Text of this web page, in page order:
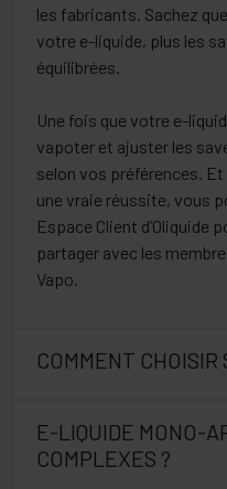
les fabricants. Sachez
votre e-liquide, plus les
équilibrées.
Une fois que votre e-
vapoter et ajuster les
selon vos préférences.
une vraie réussite, vous
Espace Client d’Oliquide
partager avec les
Vapo.
COMMENT CHOISIR
E-LIQUIDE MONO-
COMPLEXES ?